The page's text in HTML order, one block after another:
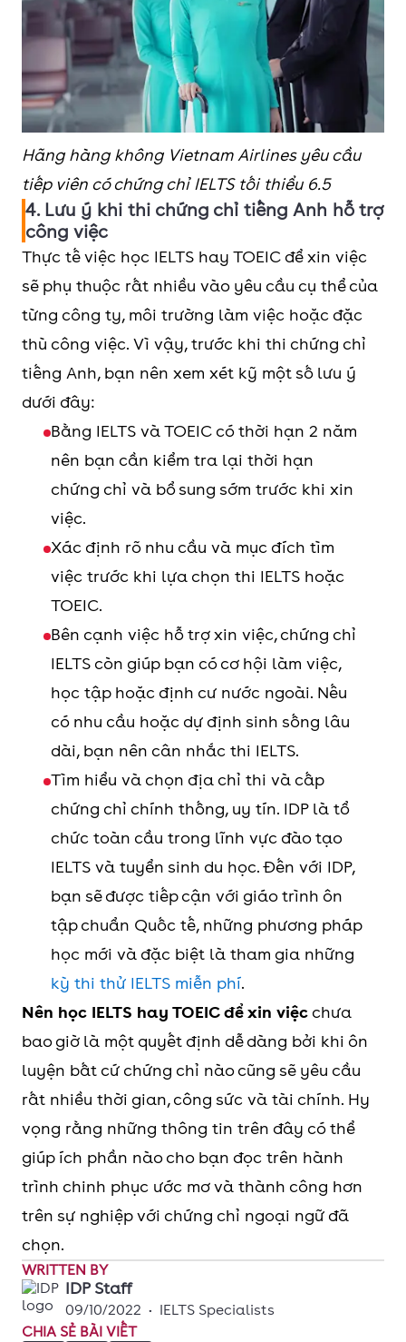
chính: tối thiểu
6.0 - 7.0
điểm
Vietcombank:
Tối thiểu 650
điểm
Hàng
không
Nhân viên
phòng vé: 4.0-
5.5
Tiếp viên hàng
không: tối thiểu
5.5
Vietnamairline:
Vietjet Air: 5.0
Nhân viên
phòng vé: 400-
Tiếp viên hàng
không: tối
thiểu 600
Phi công: 400
Vietnamairline:
800 điểm trở
Vietjet Air:
500 điểm
Bamboo
Airways: tối
thiểu 500 điểm
Jetstar: tối
thiểu TOEIC
400 điểm
Các
tập
đoàn
công
nghệ
Yêu cầu về IELTS
sẽ phụ thuộc
rất nhiều vào
từng vị trí và
công ty (Nhật,
Hàn, Việt…),
trung bình từ
5.5 đến 7.0
Nhân viên
quan hệ công
Viettel: trên
600
Nhân viên R&D
tại Samsung:
530 điểm trở
lên. FPT: 500
điểm
VNext
Hãng hàng không Vietnam Airlines yêu cầu
tiếp viên có chứng chỉ IELTS tối thiểu 6.5
4. Lưu ý khi thi chứng chỉ tiếng Anh hỗ trợ
công việc
Thực tế việc học IELTS hay TOEIC để xin việc
sẽ phụ thuộc rất nhiều vào yêu cầu cụ thể của
từng công ty, môi trường làm việc hoặc đặc
thù công việc. Vì vậy, trước khi thi chứng chỉ
tiếng Anh, bạn nên xem xét kỹ một số lưu ý
dưới đây:
Bằng IELTS và TOEIC có thời hạn 2 năm
nên bạn cần kiểm tra lại thời hạn
chứng chỉ và bổ sung sớm trước khi xin
việc.
Xác định rõ nhu cầu và mục đích tìm
việc trước khi lựa chọn thi IELTS hoặc
TOEIC.
Bên cạnh việc hỗ trợ xin việc, chứng chỉ
IELTS còn giúp bạn có cơ hội làm việc,
học tập hoặc định cư nước ngoài. Nếu
có nhu cầu hoặc dự định sinh sống lâu
dài, bạn nên cân nhắc thi IELTS.
Tìm hiểu và chọn địa chỉ thi và cấp
chứng chỉ chính thống, uy tín. IDP là tổ
chức toàn cầu trong lĩnh vực đào tạo
IELTS và tuyển sinh du học. Đến với IDP,
bạn sẽ được tiếp cận với giáo trình ôn
tập chuẩn Quốc tế, những phương pháp
học mới và đặc biệt là tham gia những
kỳ thi thử IELTS miễn phí.
Nên học IELTS hay TOEIC để xin việc chưa
bao giờ là một quyết định dễ dàng bởi khi ôn
luyện bất cứ chứng chỉ nào cũng sẽ yêu cầu
rất nhiều thời gian, công sức và tài chính. Hy
vọng rằng những thông tin trên đây có thể
giúp ích phần nào cho bạn đọc trên hành
trình chinh phục ước mơ và thành công hơn
trên sự nghiệp với chứng chỉ ngoại ngữ đã
chọn.
WRITTEN BY
IDP Staff
09/10/2022 • IELTS Specialists
CHIA SẺ BÀI VIẾT